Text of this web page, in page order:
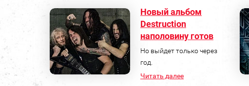
Новый альбом
Destruction
наполовину готов
Но выйдет только через
год.
Читать далее